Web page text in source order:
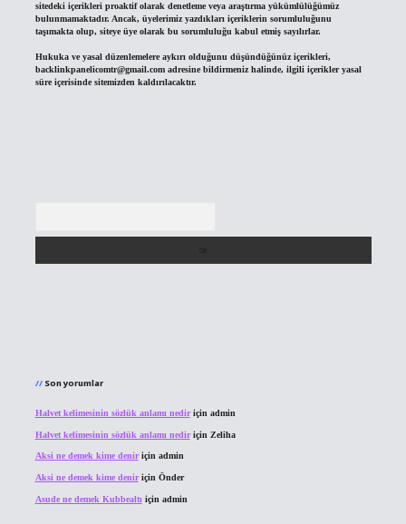
sitedeki içerikleri proaktif olarak denetleme veya araştırma yükümlülüğümüz
bulunmamaktadır. Ancak, üyelerimiz yazdıkları içeriklerin sorumluluğunu
taşımakta olup, siteye üye olarak bu sorumluluğu kabul etmiş sayılırlar.
Hukuka ve yasal düzenlemelere aykırı olduğunu düşündüğünüz içerikleri,
backlinkpanelicomtr@gmail.comadresine bildirmeniz halinde, ilgili içerikler yasal
süre içerisinde sitemizden kaldırılacaktır.
Son yorumlar
Halvet kelimesinin sözlük anlamı nediriçin admin
Halvet kelimesinin sözlük anlamı nediriçin Zeliha
Aksi ne demek kime deniriçin admin
Aksi ne demek kime deniriçin Önder
Asude ne demek Kubbealtı için admin